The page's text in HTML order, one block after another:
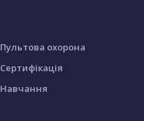
Пультова охорона
Сертифікація
Навчання